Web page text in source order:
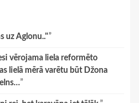
uz Aglonu.."”
vērojama liela reformēto
lielā mērā varētu būt Džona
”